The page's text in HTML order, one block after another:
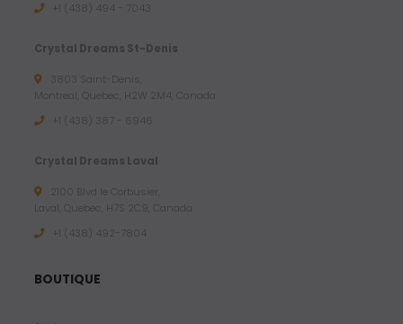
+1 (438) 494 - 7043
Crystal Dreams St-Denis
3803 Saint-Denis,
Montreal, Quebec, H2W 2M4, Canada
+1 (438) 387 - 6946
Crystal Dreams Laval
2100 Blvd le Corbusier,
Laval, Quebec, H7S 2C9, Canada
+1 ‪(438) 492-7804‬
BOUTIQUE